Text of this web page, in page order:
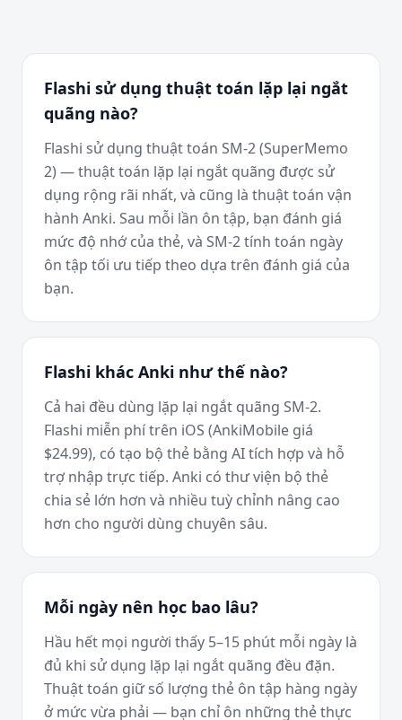
Flashi sử dụng thuật toán lặp lại ngắt
quãng nào?
Flashi sử dụng thuật toán SM-2 (SuperMemo
2) — thuật toán lặp lại ngắt quãng được sử
dụng rộng rãi nhất, và cũng là thuật toán vận
hành Anki. Sau mỗi lần ôn tập, bạn đánh giá
mức độ nhớ của thẻ, và SM-2 tính toán ngày
ôn tập tối ưu tiếp theo dựa trên đánh giá của
bạn.
Flashi khác Anki như thế nào?
Cả hai đều dùng lặp lại ngắt quãng SM-2.
Flashi miễn phí trên iOS (AnkiMobile giá
$24.99), có tạo bộ thẻ bằng AI tích hợp và hỗ
trợ nhập trực tiếp. Anki có thư viện bộ thẻ
chia sẻ lớn hơn và nhiều tuỳ chỉnh nâng cao
hơn cho người dùng chuyên sâu.
Mỗi ngày nên học bao lâu?
Hầu hết mọi người thấy 5–15 phút mỗi ngày là
đủ khi sử dụng lặp lại ngắt quãng đều đặn.
Thuật toán giữ số lượng thẻ ôn tập hàng ngày
ở mức vừa phải — bạn chỉ ôn những thẻ thực